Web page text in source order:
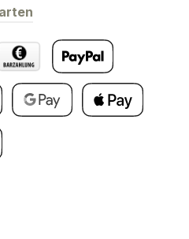
PayPal
Debitkarte
bei Abholung